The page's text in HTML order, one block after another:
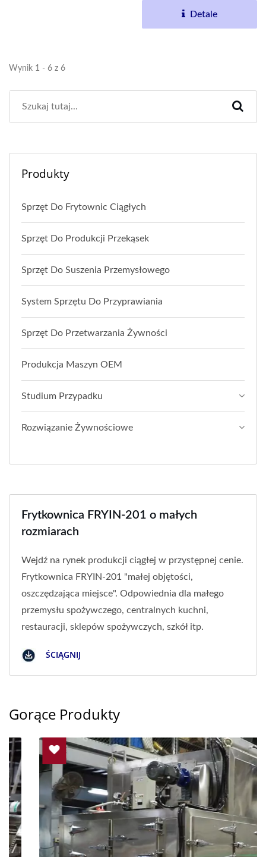
Detale
Wynik 1 - 6 z 6
Produkty
Sprzęt Do Frytownic Ciągłych
Sprzęt Do Produkcji Przekąsek
Sprzęt Do Suszenia Przemysłowego
System Sprzętu Do Przyprawiania
Sprzęt Do Przetwarzania Żywności
Produkcja Maszyn OEM
Studium Przypadku
Rozwiązanie Żywnościowe
Frytkownica FRYIN-201 o małych
rozmiarach
Wejdź na rynek produkcji ciągłej w przystępnej cenie.
Frytkownica FRYIN-201 "małej objętości,
oszczędzająca miejsce". Odpowiednia dla małego
przemysłu spożywczego, centralnych kuchni,
restauracji, sklepów spożywczych, szkół itp.
ŚCIĄGNIJ
Gorące Produkty